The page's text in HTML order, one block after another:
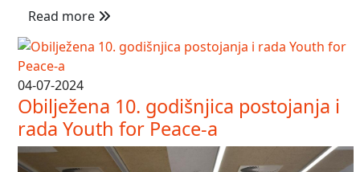
Read more
04-07-2024
Obilježena 10. godišnjica postojanja i
rada Youth for Peace-a